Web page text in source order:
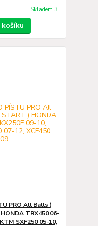
Skladem 3
PRO All Balls (
TRX450 06-
SXF250 05-10,